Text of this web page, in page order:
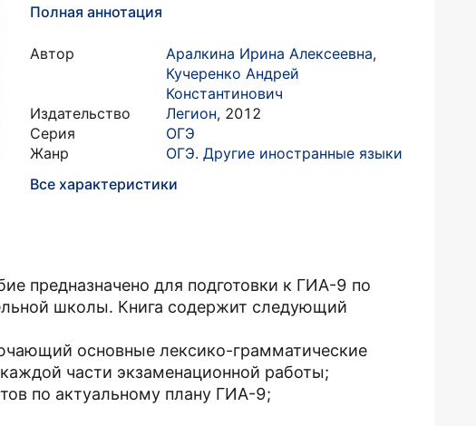
Полная аннотация
Автор Аралкина Ирина Алексеевна,
Кучеренко Андрей
Константинович
Издательство
Легион, 2012
Серия
ОГЭ
Жанр
ОГЭ. Другие иностранные языки
Все характеристики
предназначено для подготовки к ГИА-9 по
школы. Книга содержит следующий
основные лексико-грамматические
части экзаменационной работы;
по актуальному плану ГИА-9;